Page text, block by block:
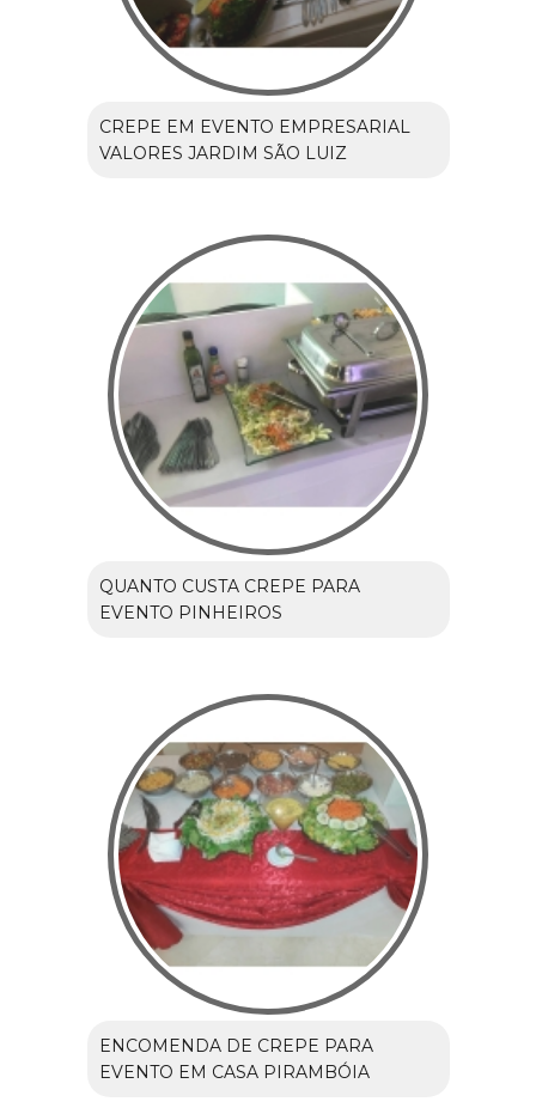
CREPE EM EVENTO EMPRESARIAL
VALORES JARDIM SÃO LUIZ
QUANTO CUSTA CREPE PARA
EVENTO PINHEIROS
ENCOMENDA DE CREPE PARA
EVENTO EM CASA PIRAMBÓIA